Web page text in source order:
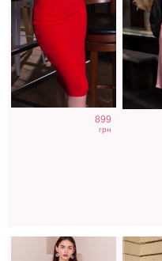
899
грн
Стильный
теплый костюм с
юбкой на зиму